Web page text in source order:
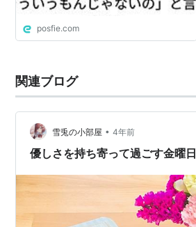
posfie.com
関連ブログ
雪兎の小部屋 • 4年前
優しさを持ち寄って過ごす金曜日